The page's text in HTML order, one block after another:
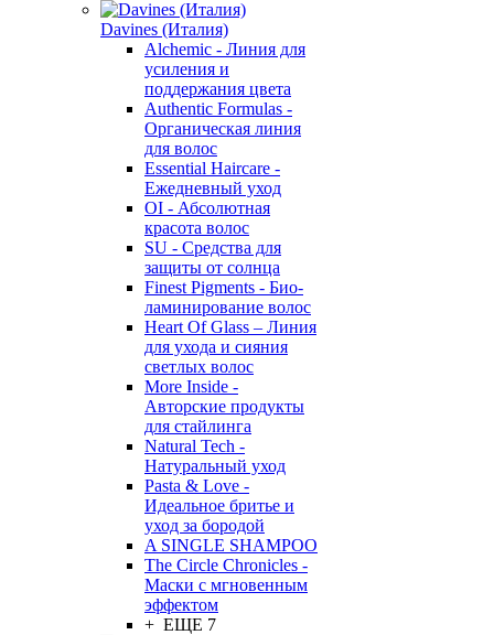
Davines (Италия)
Alchemic - Линия для
усиления и
поддержания цвета
Authentic Formulas -
Органическая линия
для волос
Essential Haircare -
Eжедневный уход
OI - Абсолютная
красота волос
SU - Средства для
защиты от солнца
Finest Pigments - Био-
ламинирование волос
Heart Of Glass – Линия
для ухода и сияния
светлых волос
More Inside -
Авторские продукты
для стайлинга
Natural Tech -
Натуральный уход
Pasta & Love -
Идеальное бритье и
уход за бородой
A SINGLE SHAMPOO
The Circle Chronicles -
Маски с мгновенным
эффектом
+ ЕЩЕ 7